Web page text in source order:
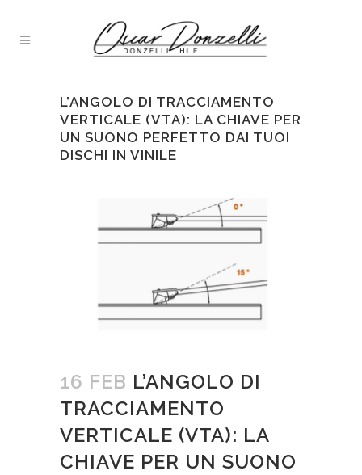
L’ANGOLO DI TRACCIAMENTO
VERTICALE (VTA): LA CHIAVE PER
UN SUONO PERFETTO DAI TUOI
DISCHI IN VINILE
16 FEB L’ANGOLO DI
TRACCIAMENTO
VERTICALE (VTA): LA
CHIAVE PER UN SUONO